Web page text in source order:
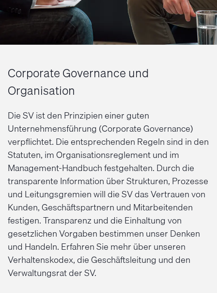
Corporate Governance und
Organisation
Die SV ist den Prinzipien einer guten
Unternehmensführung (Corporate Governance)
verpflichtet. Die entsprechenden Regeln sind in den
Statuten, im Organisationsreglement und im
Management-Handbuch festgehalten. Durch die
transparente Information über Strukturen, Prozesse
und Leitungsgremien will die SV das Vertrauen von
Kunden, Geschäftspartnern und Mitarbeitenden
festigen. Transparenz und die Einhaltung von
gesetzlichen Vorgaben bestimmen unser Denken
und Handeln. Erfahren Sie mehr über unseren
Verhaltenskodex, die Geschäftsleitung und den
Verwaltungsrat der SV.